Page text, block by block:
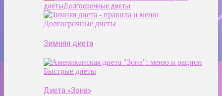
диетыДолгосрочные диеты
Долгосрочные диеты
Зимняя диета
Быстрые диеты
Диета «Зона»